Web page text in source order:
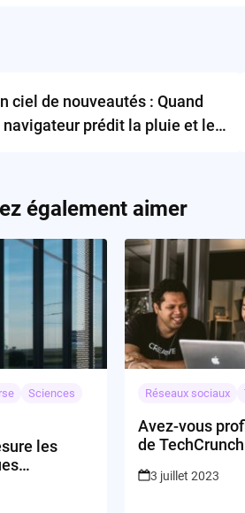
ciel de nouveautés : Quand
navigateur prédit la pluie et le
également aimer
Sciences
les
Réseaux sociaux
Avez-vous
de
3 juillet 2023